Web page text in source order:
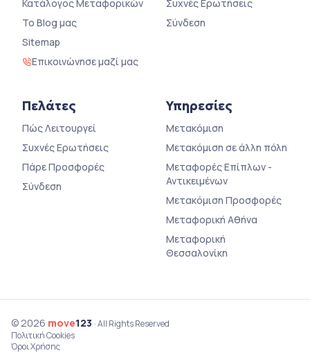
Κατάλογος Μεταφορικών
Το Blog μας
Sitemap
Επικοινώνησε μαζί μας
Συχνές Ερωτήσεις
Σύνδεση
Πελάτες
Πώς Λειτουργεί
Συχνές Ερωτήσεις
Πάρε Προσφορές
Σύνδεση
Υπηρεσίες
Μετακόμιση
Μετακόμιση σε άλλη πόλη
Μεταφορές Επίπλων -
Αντικειμένων
Μετακόμιση Προσφορές
Μεταφορική Αθήνα
Μεταφορική
Θεσσαλονίκη
© 2026 move123 · All Rights Reserved
Πολιτική Cookies
Όροι Χρήσης